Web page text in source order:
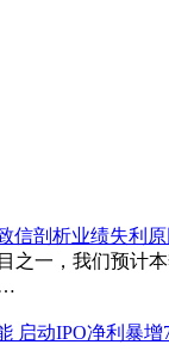
信剖析业绩失利原
之一，我们预计
…
启动IPO净利暴增